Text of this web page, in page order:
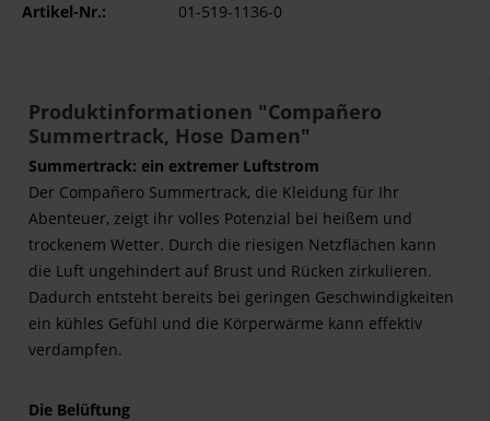
Artikel-Nr.:
01-519-1136-0
Produktinformationen "Compañero
Summertrack, Hose Damen"
Summertrack: ein extremer Luftstrom
Der Compañero Summertrack, die Kleidung für Ihr
Abenteuer, zeigt ihr volles Potenzial bei heißem und
trockenem Wetter. Durch die riesigen Netzflächen kann
die Luft ungehindert auf Brust und Rücken zirkulieren.
Dadurch entsteht bereits bei geringen Geschwindigkeiten
ein kühles Gefühl und die Körperwärme kann effektiv
verdampfen.
Die Belüftung